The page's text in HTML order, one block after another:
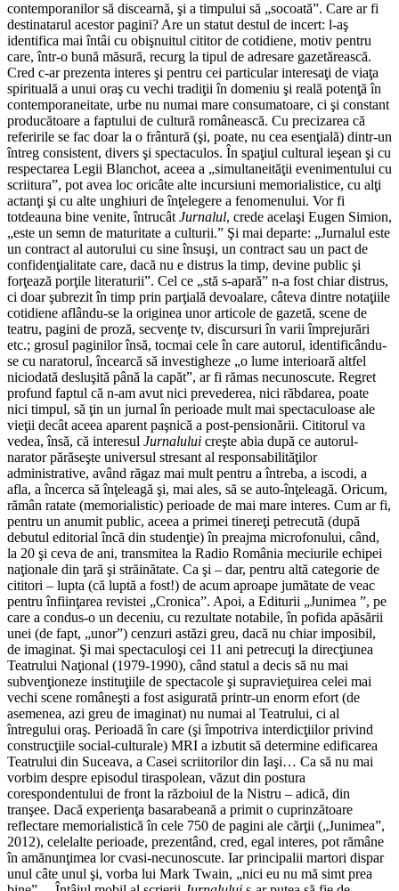
contemporanilor să discearnă, şi a timpului să „socoată”. Care ar fi
destinatarul acestor pagini? Are un statut destul de incert: l-aş
identifica mai întâi cu obişnuitul cititor de cotidiene, motiv pentru
care, într-o bună măsură, recurg la tipul de adresare gazetărească.
Cred c-ar prezenta interes şi pentru cei particular interesaţi de viaţa
spirituală a unui oraş cu vechi tradiţii în domeniu şi reală potenţă în
contemporaneitate, urbe nu numai mare consumatoare, ci şi constant
producătoare a faptului de cultură românească. Cu precizarea că
referirile se fac doar la o frântură (şi, poate, nu cea esenţială) dintr-un
întreg consistent, divers şi spectaculos. În spaţiul cultural ieşean şi cu
respectarea Legii Blanchot, aceea a „simultaneităţii evenimentului cu
scriitura”, pot avea loc oricâte alte incursiuni memorialistice, cu alţi
actanţi şi cu alte unghiuri de înţelegere a fenomenului. Vor fi
totdeauna bine venite, întrucâtJurnalul, crede acelaşi Eugen Simion,
„este un semn de maturitate a culturii.” Şi mai departe: „Jurnalul este
un contract al autorului cu sine însuşi, un contract sau un pact de
confidenţialitate care, dacă nu e distrus la timp, devine public şi
forţează porţile literaturii”. Cel ce „stă s-apară” n-a fost chiar distrus,
ci doar şubrezit în timp prin parţială devoalare, câteva dintre notaţiile
cotidiene aflându-se la originea unor articole de gazetă, scene de
teatru, pagini de proză, secvenţe tv, discursuri în varii împrejurări
etc.; grosul paginilor însă, tocmai cele în care autorul, identificându-
se cu naratorul, încearcă să investigheze „o lume interioară altfel
niciodată desluşită până la capăt”, ar fi rămas necunoscute. Regret
profund faptul că n-am avut nici prevederea, nici răbdarea, poate
nici timpul, să ţin un jurnal în perioade mult mai spectaculoase ale
vieţii decât aceea aparent paşnică a post-pensionării. Cititorul va
vedea, însă, că interesul Jurnalului creşte abia după ce autorul-
narator părăseşte universul stresant al responsabilităţilor
administrative, având răgaz mai mult pentru a întreba, a iscodi, a
afla, a încerca să înţeleagă şi, mai ales, să se auto-înţeleagă. Oricum,
rămân ratate (memorialistic) perioade de mai mare interes. Cum ar fi,
pentru un anumit public, aceea a primei tinereţi petrecută (după
debutul editorial încă din studenţie) în preajma microfonului, când,
la 20 şi ceva de ani, transmitea la Radio România meciurile echipei
naţionale din ţară şi străinătate. Ca şi – dar, pentru altă categorie de
cititori – lupta (că luptă a fost!) de acum aproape jumătate de veac
pentru înfiinţarea revistei „Cronica”. Apoi, a Editurii „Junimea ”, pe
care a condus-o un deceniu, cu rezultate notabile, în pofida apăsării
unei (de fapt, „unor”) cenzuri astăzi greu, dacă nu chiar imposibil,
de imaginat. Şi mai spectaculoşi cei 11 ani petrecuţi la direcţiunea
Teatrului Naţional (1979-1990), când statul a decis să nu mai
subvenţioneze instituţiile de spectacole şi supravieţuirea celei mai
vechi scene româneşti a fost asigurată printr-un enorm efort (de
asemenea, azi greu de imaginat) nu numai al Teatrului, ci al
întregului oraş. Perioadă în care (şi împotriva interdicţiilor privind
construcţiile social-culturale) MRI a izbutit să determine edificarea
Teatrului din Suceava, a Casei scriitorilor din Iaşi… Ca să nu mai
vorbim despre episodul tiraspolean, văzut din postura
corespondentului de front la războiul de la Nistru – adică, din
tranşee. Dacă experienţa basarabeană a primit o cuprinzătoare
reflectare memorialistică în cele 750 de pagini ale cărţii („Junimea”,
2012), celelalte perioade, prezentând, cred, egal interes, pot rămâne
în amănunţimea lor cvasi-necunoscute. Iar principalii martori dispar
unul câte unul şi, vorba lui Mark Twain, „nici eu nu mă simt prea